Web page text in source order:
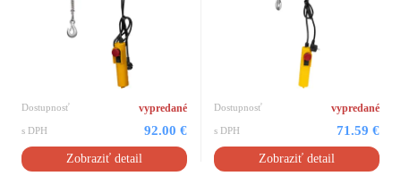
Dostupnosť vypredané
s DPH 92.00 €
Zobraziť detail
Dostupnosť vypredané
s DPH 71.59 €
Zobraziť detail